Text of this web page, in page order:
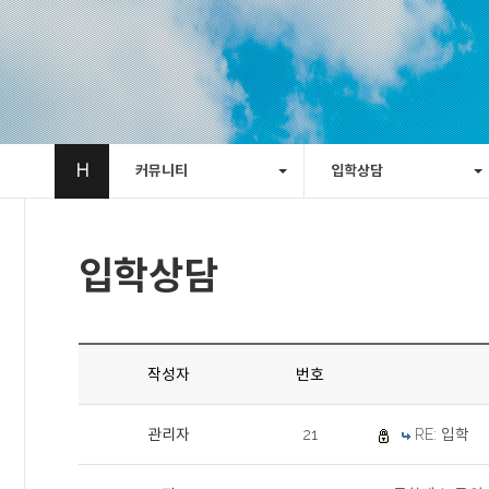
H 커뮤니티 입학상담
입학상담
작성자 번호
관리자 21 RE: 입학